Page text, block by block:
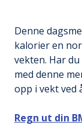
Denne
kalorier en
vekten. Har
med denne
opp i vekt ved
Regn ut din